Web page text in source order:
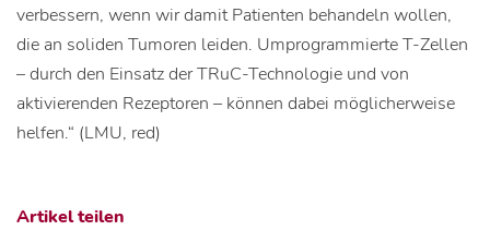
verbessern, wenn wir damit Patienten behandeln wollen,
die an soliden Tumoren leiden. Umprogrammierte T-Zellen
– durch den Einsatz der TRuC-Technologie und von
aktivierenden Rezeptoren – können dabei möglicherweise
helfen.“ (LMU, red)
Artikel teilen